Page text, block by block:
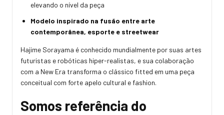
elevando o nível da peça
Modelo inspirado na fusão entre arte
contemporânea, esporte e streetwear
Hajime Sorayama é conhecido mundialmente por suas artes
futuristas e robóticas hiper-realistas, e sua colaboração
com a New Era transforma o clássico fitted em uma peça
conceitual com forte apelo cultural e fashion.
Somos referência do